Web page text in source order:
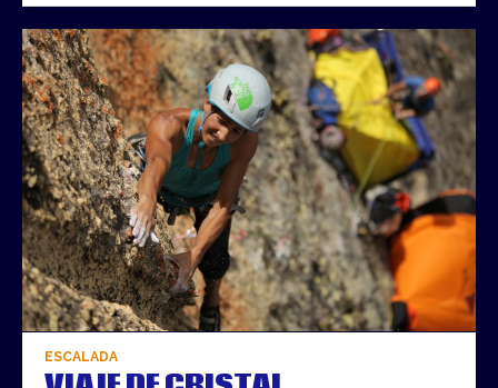
ESCALADA